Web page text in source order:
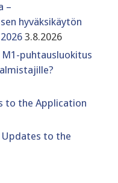
–
hyväksikäytön
3.8.2026
puhtausluokitus
to the Application
Updates to the